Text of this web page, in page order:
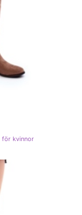
för kvinnor